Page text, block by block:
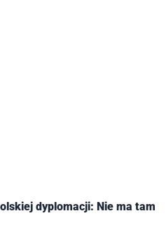
dyplomacji: Nie ma tam